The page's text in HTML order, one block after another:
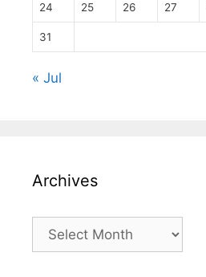
24 25 26 27
31
« Jul
Archives
Archives